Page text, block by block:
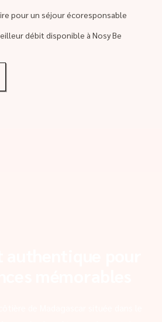
pour un séjour écoresponsable
débit disponible à Nosy Be